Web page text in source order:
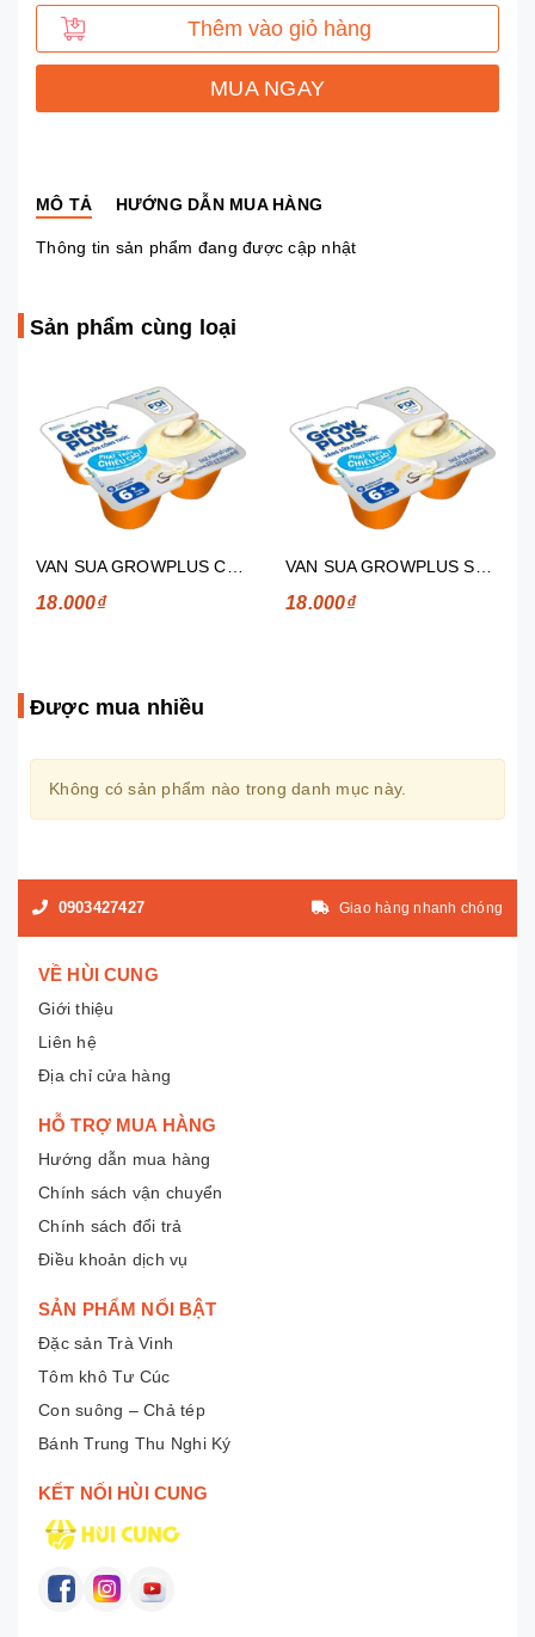
Thêm vào giỏ hàng
MUA NGAY
MÔ TẢ HƯỚNG DẪN MUA HÀNG
Thông tin sản phẩm đang được cập nhật
Sản phẩm cùng loại
18.000₫ 18.000₫
Được mua nhiều
Không có sản phẩm nào trong danh mục này.
0903427427 Giao hàng nhanh chóng
VỀ HÙI CUNG
Giới thiệu
Liên hệ
Địa chỉ cửa hàng
HỖ TRỢ MUA HÀNG
Hướng dẫn mua hàng
Chính sách vận chuyển
Chính sách đổi trả
Điều khoản dịch vụ
SẢN PHẨM NỔI BẬT
Đặc sản Trà Vinh
Tôm khô Tư Cúc
Con suông – Chả tép
Bánh Trung Thu Nghi Ký
KẾT NỐI HÙI CUNG